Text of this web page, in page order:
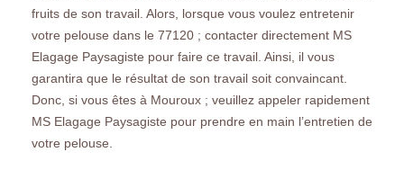
fruits de son travail. Alors, lorsque vous voulez entretenir
votre pelouse dans le 77120 ; contacter directement MS
Elagage Paysagiste pour faire ce travail. Ainsi, il vous
garantira que le résultat de son travail soit convaincant.
Donc, si vous êtes à Mouroux ; veuillez appeler rapidement
MS Elagage Paysagiste pour prendre en main l’entretien de
votre pelouse.